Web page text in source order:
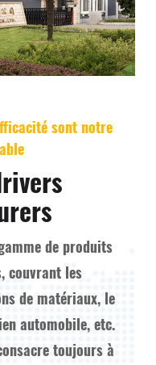
sont notre
de produits
couvrant les
de matériaux, le
automobile, etc.
toujours à